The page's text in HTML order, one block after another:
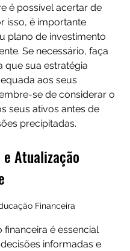
é possível acertar de
isso, é importante
plano de investimento
Se necessário, faça
que sua estratégia
aos seus
se de considerar o
seus ativos antes de
precipitadas.
e Atualização
Financeira
financeira é essencial
informadas e